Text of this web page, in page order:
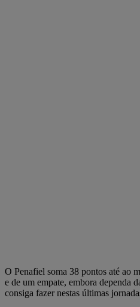
O Penafiel soma 38 pontos até ao
e de um empate, embora dependa
consiga fazer nestas últimas